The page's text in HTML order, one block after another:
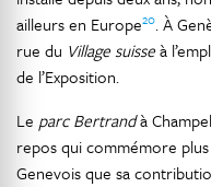
ailleurs en Europe20. À
rue du Village suisseà
de l’Exposition.
Le parc Bertrandà
repos qui commémore
Genevois que sa